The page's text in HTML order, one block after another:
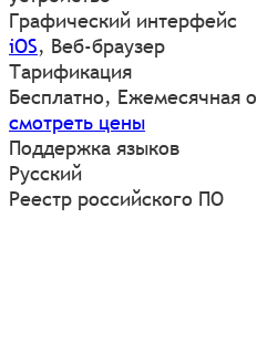
Графический интерфейс
iOS, Веб-браузер
Тарификация
Бесплатно, Ежемесячная
смотреть цены
Поддержка языков
Русский
Реестр российского ПО